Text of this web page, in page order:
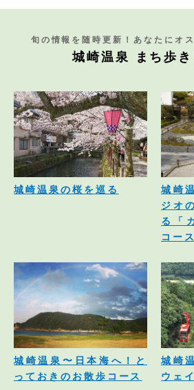
旬の情報を随時更新！あなたにオ
城崎温泉 まち歩き
城崎温泉の桜を巡る
城崎
ジオ
る「
コース
城崎温泉〜日本海へ！と
っておきのお散歩コース
城崎
ウェ